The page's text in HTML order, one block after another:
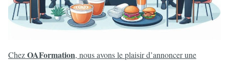
ChezOAFormation, nous avons le plaisir d’annoncer une